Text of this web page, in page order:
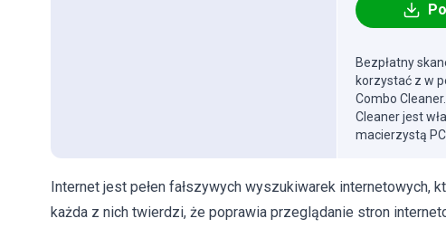
Bezpłatny
korzystać z w
Combo
Cleaner jest
macierzystą
Internet jest pełen fałszywych wyszukiwarek
każda z nich twierdzi, że poprawia przeglądanie stron